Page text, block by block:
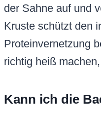
der Sahne auf und
Kruste schützt den
Proteinvernetzung
richtig heiß
Kann ich die